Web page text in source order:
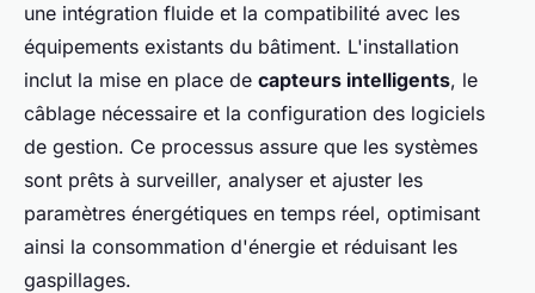
une intégration fluide et la compatibilité avec les
équipements existants du bâtiment. L'installation
inclut la mise en place de capteurs intelligents, le
câblage nécessaire et la configuration des logiciels
de gestion. Ce processus assure que les systèmes
sont prêts à surveiller, analyser et ajuster les
paramètres énergétiques en temps réel, optimisant
ainsi la consommation d'énergie et réduisant les
gaspillages.